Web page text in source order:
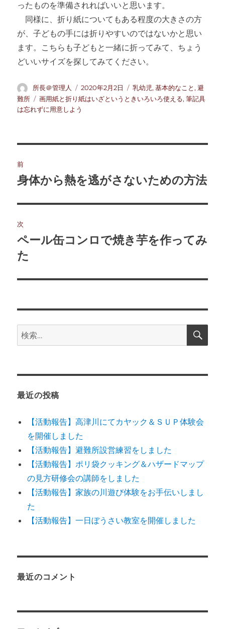
ったものを準備されればいいと思います。
同様に、折り紙についてもある程度の大きさの方
が、子どもの手には折りやすいのではないかと思い
ます。こちらも子どもと一緒に折ってみて、ちょう
どいいサイズを探してみてください。
投
稿
者
所長＠管理人
投
稿
日:
2020年2月2日
カ
テ
乳幼児,基本的なこと,避
難所
タ
グ
画用紙と折り紙はいざというときいろいろ使える,筆記具
は忘れずに用意しよう
稿
ビ
ゲ
ー
シ
ン
前
前
投
稿:
身体から熱を逃がさないための方法
次
次
の
稿:
ペール缶コンロで焼き芋を作ってみ
た
検
索:
検
最近の投稿
【活動報告】高津川にてカヤック＆ＳＵＰ体験会
を開催しました
【活動報告】避難所設営練習をしました
【活動報告】ポリ袋クッキング＆ハザードマップ
の見方研修会の講師をしました
【活動報告】家族の川遊び体験をお手伝いしまし
た
【活動報告】一日ぼうさい教室を開催しました
最近のコメント